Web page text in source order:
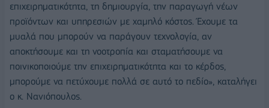
επιχειρηματικότητα, τη δημιουργία, την παραγωγή νέων
προϊόντων και υπηρεσιών με χαμηλό κόστος. Έχουμε τα
μυαλά που μπορούν να παράγουν τεχνολογία, αν
αποκτήσουμε και τη νοοτροπία και σταματήσουμε να
ποινικοποιούμε την επιχειρηματικότητα και το κέρδος,
μπορούμε να πετύχουμε πολλά σε αυτό το πεδίο», καταλήγει
ο κ. Νανιόπουλος.